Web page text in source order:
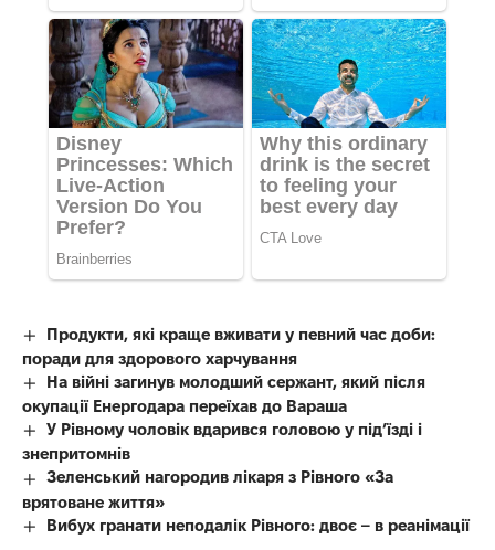
Продукти, які краще вживати у певний час доби:
поради для здорового харчування
На війні загинув молодший сержант, який після
окупації Енергодара переїхав до Вараша
У Рівному чоловік вдарився головою у під’їзді і
знепритомнів
Зеленський нагородив лікаря з Рівного «За
врятоване життя»
Вибух гранати неподалік Рівного: двоє – в реанімації